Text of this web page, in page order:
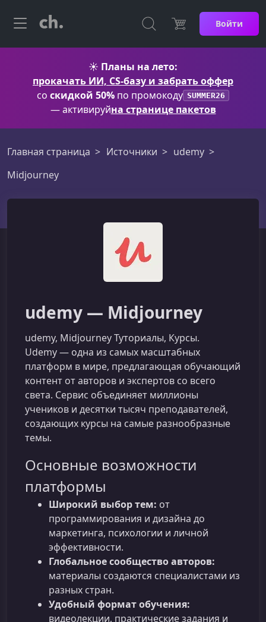
Войти
☀️ Планы на лето:
прокачать ИИ, CS-базу и забрать оффер
со скидкой 50% по промокоду SUMMER26
— активируйна странице пакетов
Главная страница Источники
udemy
Midjourney
udemy — Midjourney
udemy, Midjourney Туториалы, Курсы.
Udemy — одна из самых масштабных
платформ в мире, предлагающая обучающий
контент от авторов и экспертов со всего
света. Сервис объединяет миллионы
учеников и десятки тысяч преподавателей,
создающих курсы на самые разнообразные
темы.
Основные возможности
платформы
Широкий выбор тем: от
программирования и дизайна до
маркетинга, психологии и личной
эффективности.
Глобальное сообщество авторов:
материалы создаются специалистами из
разных стран.
Удобный формат обучения:
видеолекции, практические задания и